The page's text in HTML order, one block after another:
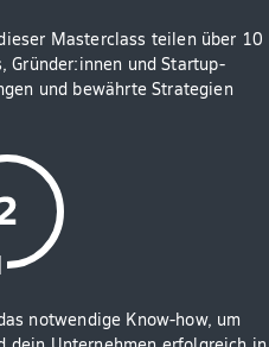
Masterclass teilen über 10
Gründer:innen und Startup-
und bewährte Strategien
notwendige Know-how, um